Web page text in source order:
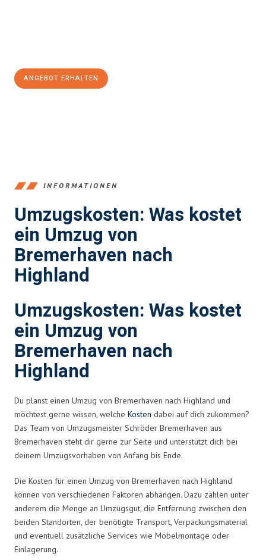
ANGEBOT ERHALTEN
INFORMATIONEN
Umzugskosten: Was kostet
ein Umzug von
Bremerhaven nach
Highland
Umzugskosten: Was kostet
ein Umzug von
Bremerhaven nach
Highland
Du planst einen Umzug von Bremerhaven nach Highland und
möchtest gerne wissen, welche Kosten dabei auf dich zukommen?
Das Team von Umzugsmeister Schröder Bremerhaven aus
Bremerhaven steht dir gerne zur Seite und unterstützt dich bei
deinem Umzugsvorhaben von Anfang bis Ende.
Die Kosten für einen Umzug von Bremerhaven nach Highland
können von verschiedenen Faktoren abhängen. Dazu zählen unter
anderem die Menge an Umzugsgut, die Entfernung zwischen den
beiden Standorten, der benötigte Transport, Verpackungsmaterial
und eventuell zusätzliche Services wie Möbelmontage oder
Einlagerung.